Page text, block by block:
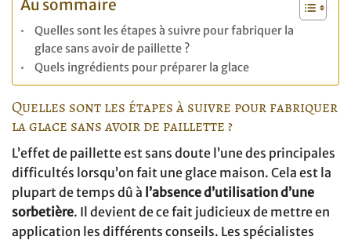
Au sommaire
Quelles sont les étapes à suivre pour fabriquer la
glace sans avoir de paillette ?
Quels ingrédients pour préparer la glace
Quelles sont les étapes à suivre pour fabriquer
la glace sans avoir de paillette ?
L’effet de paillette est sans doute l’une des principales
difficultés lorsqu’on fait une glace maison. Cela est la
plupart de temps dû à l’absence d’utilisation d’une
sorbetière. Il devient de ce fait judicieux de mettre en
application les différents conseils. Les spécialistes